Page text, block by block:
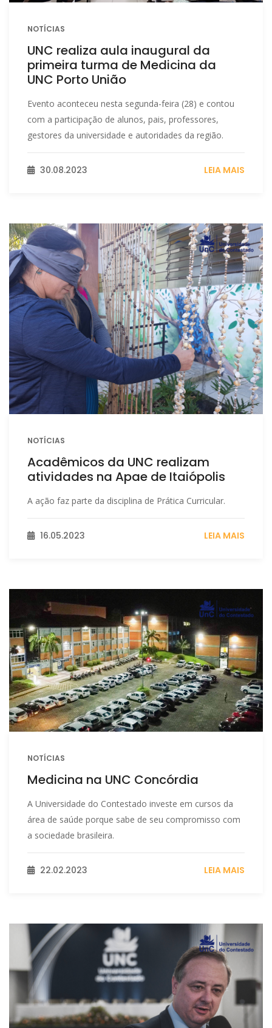
NOTÍCIAS
UNC realiza aula inaugural da
primeira turma de Medicina da
UNC Porto União
Evento aconteceu nesta segunda-feira (28) e contou
com a participação de alunos, pais, professores,
gestores da universidade e autoridades da região.
30.08.2023 LEIA MAIS
NOTÍCIAS
Acadêmicos da UNC realizam
atividades na Apae de Itaiópolis
A ação faz parte da disciplina de Prática Curricular.
16.05.2023 LEIA MAIS
NOTÍCIAS
Medicina na UNC Concórdia
A Universidade do Contestado investe em cursos da
área de saúde porque sabe de seu compromisso com
a sociedade brasileira.
22.02.2023 LEIA MAIS